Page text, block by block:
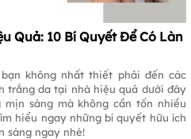
Quả: 10 Bí Quyết Để Có Làn
không nhất thiết phải đến các
trắng da tại nhà hiệu quả dưới đây
sáng mà không cần tốn nhiều
hiểu ngay những bí quyết hữu ích
sáng ngay nhé!